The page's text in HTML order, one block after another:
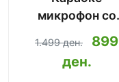
микрофон со
Bluetooth
2019.Ново!
1.499 ден.
899
ден.